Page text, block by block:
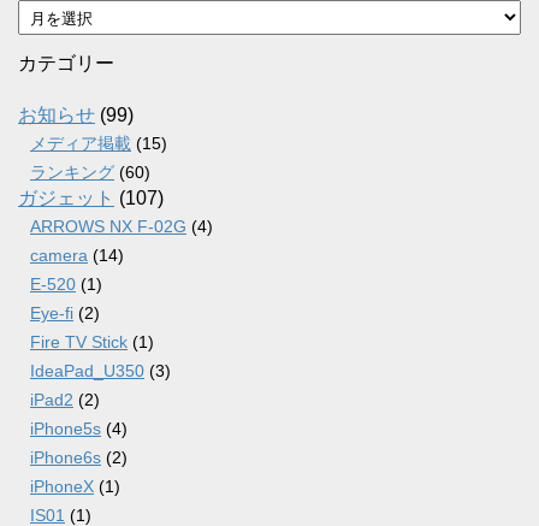
ア
ー
カ
ブ
カテゴリー
お知らせ (99)
メディア掲載 (15)
ランキング (60)
ガジェット (107)
ARROWS NX F-02G (4)
camera (14)
E-520 (1)
Eye-fi (2)
Fire TV Stick (1)
IdeaPad_U350 (3)
iPad2 (2)
iPhone5s (4)
iPhone6s (2)
iPhoneX (1)
IS01 (1)